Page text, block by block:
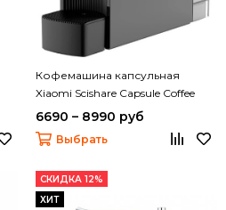
Кофемашина капсульная
Xiaomi Scishare Capsule Coffee
Maker Mini S (S1109)
6690 – 8990 руб
Выбрать
СКИДКА 12%
ХИТ